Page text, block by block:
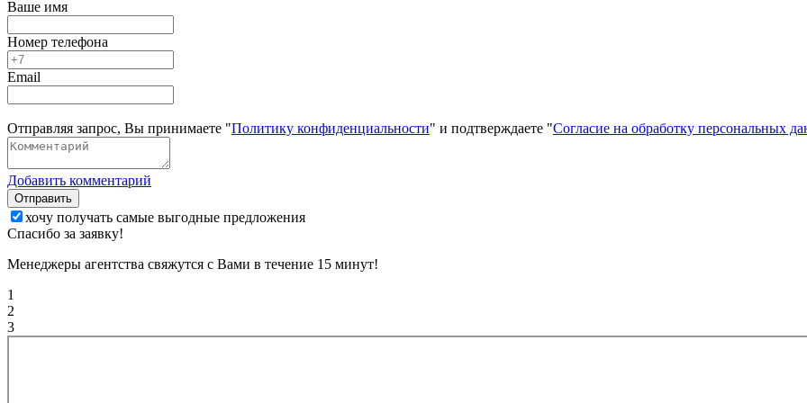
Ваше имя
Номер телефона
Email
Отправляя запрос, Вы принимаете "Политику конфиденциальности" и подтверждаете "Согласие на обработку персональных
Добавить комментарий
Отправить
хочу получать самые выгодные предложения
Спасибо за заявку!
Менеджеры агентства свяжутся с Вами в течение 15 минут!
1
2
3